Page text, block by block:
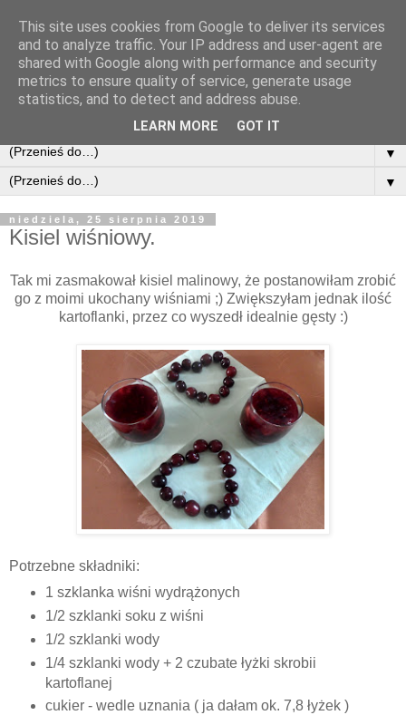
▼
▼
niedziela, 25 sierpnia 2019
Kisiel wiśniowy.
Tak mi zasmakował kisiel malinowy, że postanowiłam zrobić
go z moimi ukochany wiśniami ;) Zwiększyłam jednak ilość
kartoflanki, przez co wyszedł idealnie gęsty :)
Potrzebne składniki:
1 szklanka wiśni wydrążonych
1/2 szklanki soku z wiśni
1/2 szklanki wody
1/4 szklanki wody + 2 czubate łyżki skrobii
kartoflanej
cukier - wedle uznania ( ja dałam ok. 7,8 łyżek )
This site uses cookies from Google to deliver its services
and to analyze traffic. Your IP address and user-agent are
shared with Google along with performance and security
metrics to ensure quality of service, generate usage
statistics, and to detect and address abuse.
LEARN MORE GOT IT